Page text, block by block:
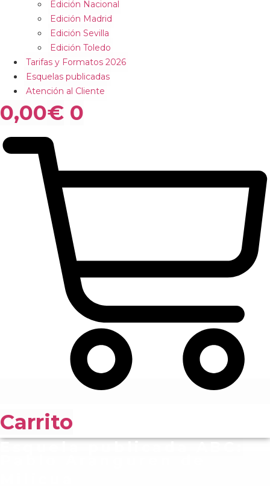
Edición Nacional
Edición Madrid
Edición Sevilla
Edición Toledo
Tarifas y Formatos 2026
Esquelas publicadas
Atención al Cliente
0,00€ 0
Carrito